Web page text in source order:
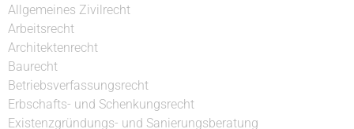
Allgemeines Zivilrecht
Arbeitsrecht
Architektenrecht
Baurecht
Betriebsverfassungsrecht
Erbschafts- und Schenkungsrecht
Existenzgründungs- und Sanierungsberatung